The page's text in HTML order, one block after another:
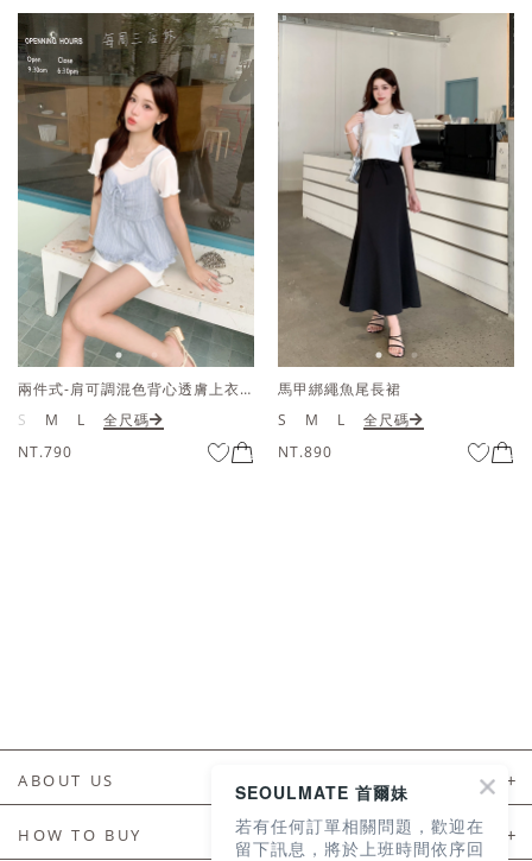
兩件式-肩可調混色背心透膚上衣套組
S
M L
全尺碼
NT.790
馬甲綁繩魚尾長裙
S
M L
全尺碼
NT.890
ABOUT US
HOW TO BUY
SEOULMATE 首爾妹
若有任何訂單相關問題，歡迎在
留下訊息，將於上班時間依序回